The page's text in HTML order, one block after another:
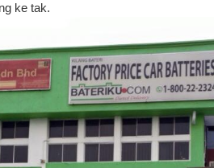
ke tak.